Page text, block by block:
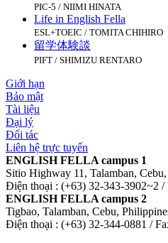
PIC-5 / NIIMI HINATA
Life in English Fella
ESL+TOEIC / TOMITA CHIHIRO
留学体験談
PIFT / SHIMIZU RENTARO
Giới hạn
Bảo mật
Tài liệu
Đại lý
Đối tác
Liên hệ trực tuyến
ENGLISH FELLA campus 1
Sitio Highway 11, Talamban,
Điện thoại : (+63) 32-343-3902~2 /
ENGLISH FELLA campus 2
Tigbao, Talamban, Cebu,
Điện thoại : (+63) 32-344-0881 /